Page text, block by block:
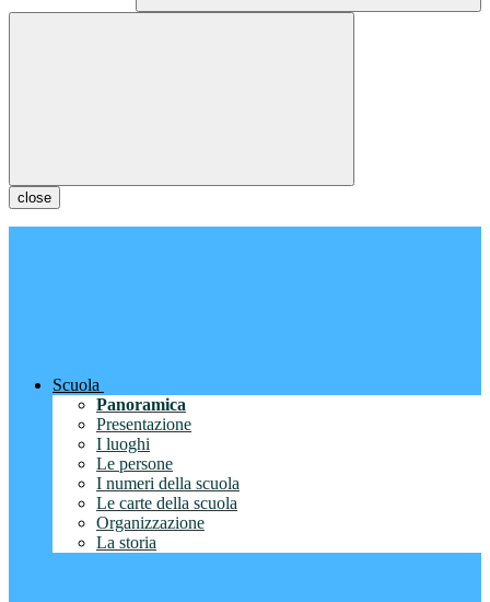
close
Scuola
Panoramica
Presentazione
I luoghi
Le persone
I numeri della scuola
Le carte della scuola
Organizzazione
La storia